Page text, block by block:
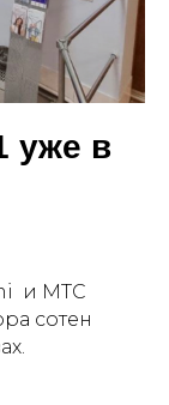
уже в
и МТС
сотен